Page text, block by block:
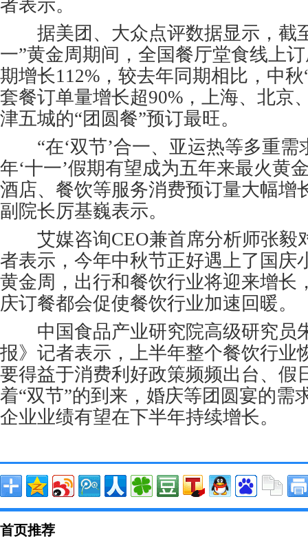
者表示。
据美团、大众点评数据显示，截
一”黄金周期间，全国餐厅堂食线上
期增长112%，较去年同期相比，中
套餐订单量增长超90%，上海、北京
津五城的“团圆餐”预订最旺。
“在‘双节’合一、亚运热等多重需
年‘十一’假期有望成为五年来最火黄
酒店、餐饮等服务消费预订量大幅增
副院长厉基巍表示。
艾媒咨询CEO兼首席分析师张毅
者表示，今年中秋节正好遇上了国庆
黄金周，出行和餐饮行业将迎来增长
庆订餐都会促使餐饮行业加速回暖。
中国食品产业研究院高级研究员
报》记者表示，上半年整个餐饮行业
要得益于消费利好政策频频出台、假
着“双节”的到来，婚庆等团圆宴的需
企业业绩有望在下半年持续增长。
首页推荐